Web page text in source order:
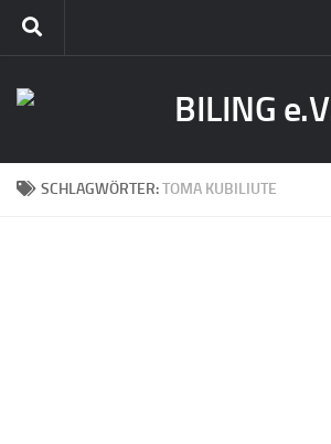
SCHLAGWÖRTER:TOMA KUBILIUTE